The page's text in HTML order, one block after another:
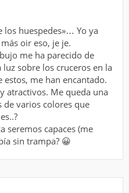
los huespedes»… Yo ya
oir eso, je je.
me ha parecido de
sobre los cruceros en la
me han encantado.
atractivos. Me queda una
de varios colores que
seremos capaces (me
sin trampa? 😀